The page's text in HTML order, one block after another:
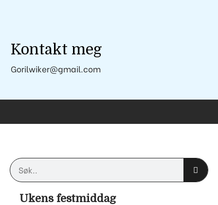
Kontakt meg
Gorilwiker@gmail.com
Søk
Ukens festmiddag